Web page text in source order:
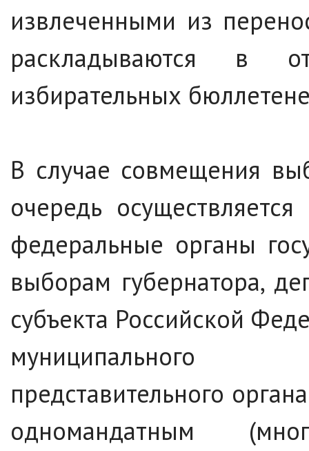
извлеченными из
раскладываются в
избирательных
В случае совмещения
очередь
федеральные органы
выборам губернатора,
субъекта Российской
муниципального
представительного
одномандатным